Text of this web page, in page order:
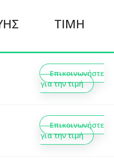
ΤΙΜΉ
Επικοινωνήστε
για την τιμή
Επικοινωνήστε
για την τιμή